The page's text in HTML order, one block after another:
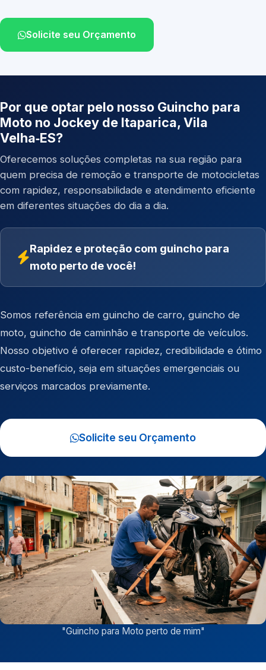
Solicite seu Orçamento
Por que optar pelo nosso Guincho para
Moto no Jockey de Itaparica, Vila
Velha‑ES?
Oferecemos soluções completas na sua região para
quem precisa de remoção e transporte de motocicletas
com rapidez, responsabilidade e atendimento eficiente
em diferentes situações do dia a dia.
Rapidez e proteção com guincho para
moto perto de você!
Somos referência em guincho de carro, guincho de
moto, guincho de caminhão e transporte de veículos.
Nosso objetivo é oferecer rapidez, credibilidade e ótimo
custo-benefício, seja em situações emergenciais ou
serviços marcados previamente.
Solicite seu Orçamento
"Guincho para Moto perto de mim"